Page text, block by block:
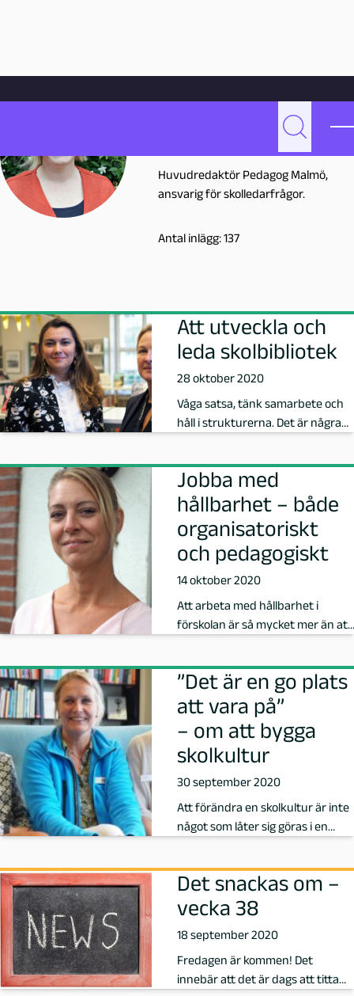
Hoppa till innehåll
o
n
a
R
v
h
e
d
,
F
ö
r
f
a
t
t
a
r
Sök
Johanna Ravhed
Huvudredaktör Pedagog Malmö,
ansvarig för skolledarfrågor.
Antal inlägg: 137
Att utveckla och
leda skolbibliotek
28 oktober 2020
Våga satsa, tänk samarbete och
håll i strukturerna. Det är några
Jobba med
hållbarhet – både
organisatoriskt
och pedagogiskt
14 oktober 2020
Att arbeta med hållbarhet i
förskolan är så mycket mer än att
”Det är en go plats
att vara på”
– om att bygga
skolkultur
30 september 2020
Att förändra en skolkultur är inte
något som låter sig göras i en
Det snackas om –
vecka 38
18 september 2020
Fredagen är kommen! Det
innebär att det är dags att titta